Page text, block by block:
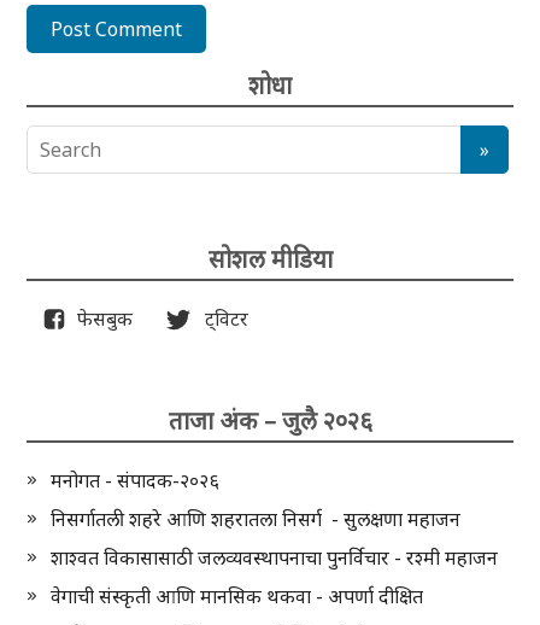
शोधा
सोशल मीडिया
फेसबुक ट्विटर
ताजा अंक – जुलै २०२६
मनोगत - संपादक-२०२६
निसर्गातली शहरे आणि शहरातला निसर्ग - सुलक्षणा महाजन
शाश्वत विकासासाठी जलव्यवस्थापनाचा पुनर्विचार - रश्मी महाजन
वेगाची संस्कृती आणि मानसिक थकवा - अपर्णा दीक्षित